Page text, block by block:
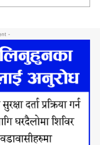
-